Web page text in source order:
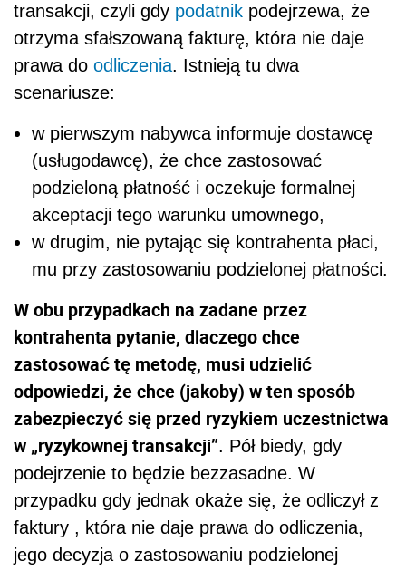
transakcji, czyli gdy podatnik podejrzewa, że
otrzyma sfałszowaną fakturę, która nie daje
prawa do odliczenia. Istnieją tu dwa
scenariusze:
w pierwszym nabywca informuje dostawcę
(usługodawcę), że chce zastosować
podzieloną płatność i oczekuje formalnej
akceptacji tego warunku umownego,
w drugim, nie pytając się kontrahenta płaci,
mu przy zastosowaniu podzielonej płatności.
W obu przypadkach na zadane przez
kontrahenta pytanie, dlaczego chce
zastosować tę metodę, musi udzielić
odpowiedzi, że chce (jakoby) w ten sposób
zabezpieczyć się przed ryzykiem uczestnictwa
w „ryzykownej transakcji”. Pół biedy, gdy
podejrzenie to będzie bezzasadne. W
przypadku gdy jednak okaże się, że odliczył z
faktury , która nie daje prawa do odliczenia,
jego decyzja o zastosowaniu podzielonej